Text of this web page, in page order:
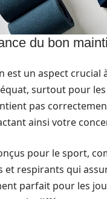
du bon
est un aspect crucial
surtout pour
pas
ainsi votre
pour le sport,
et respirants qui
parfait pour les